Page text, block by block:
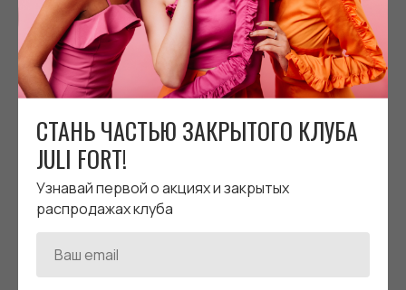
СТАНЬ ЧАСТЬЮ ЗАКРЫТОГО КЛУБА
JULI FORT!
Узнавай первой о акциях и закрытых
распродажах клуба
МЕШОК ДЛЯ СУМКИ | ГОРЧИЧНЫЙ
1 900руб.